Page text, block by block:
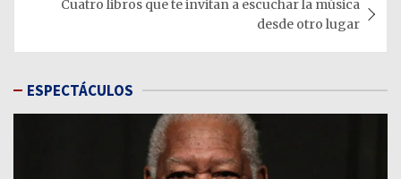
Cuatro libros que te invitan a escuchar la música
desde otro lugar
ESPECTÁCULOS